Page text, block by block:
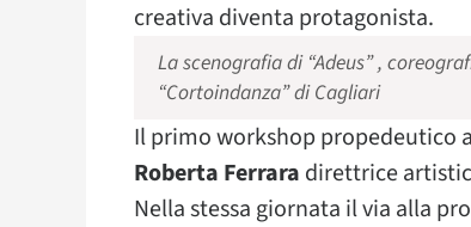
creativa diventa protagonista.
La scenografia di “Adeus” ,
“Cortoindanza” di Cagliari
Il primo workshop propedeutico
Roberta Ferrara direttrice
Nella stessa giornata il via alla